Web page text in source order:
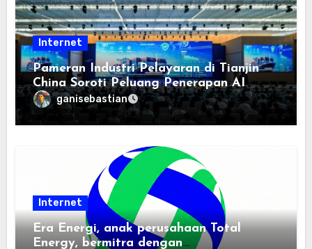
Internet
Pameran Industri Pelayaran di Tianjin
China Soroti Peluang Penerapan AI
ganisebastian
Internet
Era Energi, anak perusahaan Total
Energy, bermitra dengan